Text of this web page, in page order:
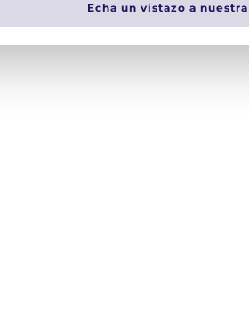
Echa un vistazo a